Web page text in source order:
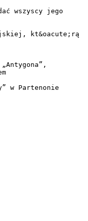
wszyscy jego
kt&oacute;rą
w Partenonie